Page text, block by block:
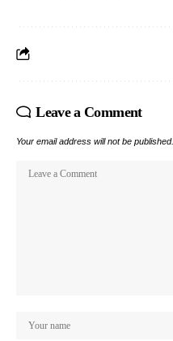
Leave a Comment
Your email address will not be published.